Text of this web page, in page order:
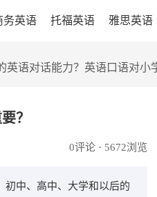
务英语 托福英语 雅思英语
英语对话能力？英语口语对小
？
0评论 · 5672浏览
初中、高中、大学和以后的